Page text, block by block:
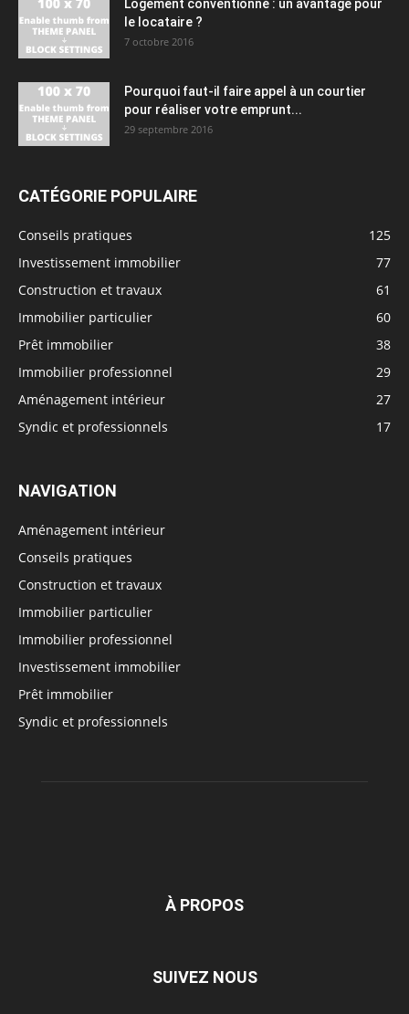
Logement conventionné : un avantage pour
le locataire ?
7 octobre 2016
Pourquoi faut-il faire appel à un courtier
pour réaliser votre emprunt...
29 septembre 2016
CATÉGORIE POPULAIRE
Conseils pratiques
125
Investissement immobilier
77
Construction et travaux
61
Immobilier particulier
60
Prêt immobilier
38
Immobilier professionnel
29
Aménagement intérieur
27
Syndic et professionnels
17
NAVIGATION
Aménagement intérieur
Conseils pratiques
Construction et travaux
Immobilier particulier
Immobilier professionnel
Investissement immobilier
Prêt immobilier
Syndic et professionnels
À PROPOS
SUIVEZ NOUS